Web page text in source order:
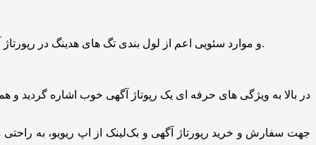
• ساختار سئو آن پیج (on page) و موارد سئویی اعم از لول بندی تگ های هدینگ در رپورتاژ آگهی که وابسته به ساختار اصلی وب سایت می باشد، زیر نظر تیم حرفه ای سئو اصلاح و اعمال خواهد گردید.
در بالا به ویژگی های حرفه ای یک رپوتاژ آگهی خوب اشاره گردید و
جهت سفارش و خرید رپورتاژ آگهی و بک‌لینک از اپ ریویو، به راحتی